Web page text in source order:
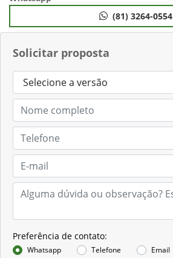
Solicitar proposta
Preferência de contato:
Whatsapp Telefone Email
(81) 3264-0554